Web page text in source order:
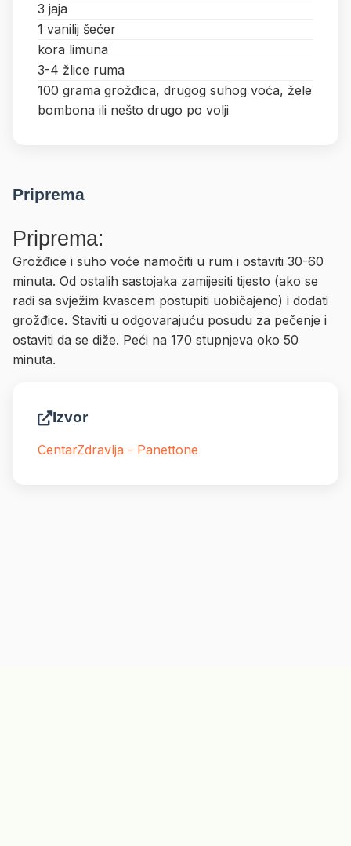
3 jaja
1 vanilij šećer
kora limuna
3-4 žlice ruma
100 grama grožđica, drugog suhog voća, žele
bombona ili nešto drugo po volji
Priprema
Priprema:
Grožđice i suho voće namočiti u rum i ostaviti 30-60
minuta. Od ostalih sastojaka zamijesiti tijesto (ako se
radi sa svježim kvascem postupiti uobičajeno) i dodati
grožđice. Staviti u odgovarajuću posudu za pečenje i
ostaviti da se diže. Peći na 170 stupnjeva oko 50
minuta.
Izvor
CentarZdravlja - Panettone